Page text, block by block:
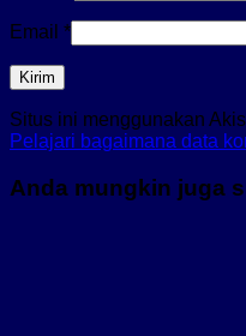
Email *
Situs ini menggunakan
Pelajari bagaimana data
Anda mungkin juga